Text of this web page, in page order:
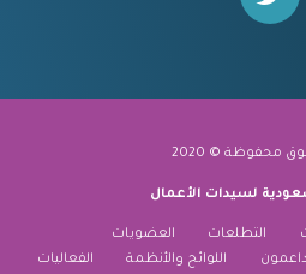
محفوظة © 2020
لسيدات الأعمال
التطلعات
العضويات
اللوائح والأنظمة الفعاليات